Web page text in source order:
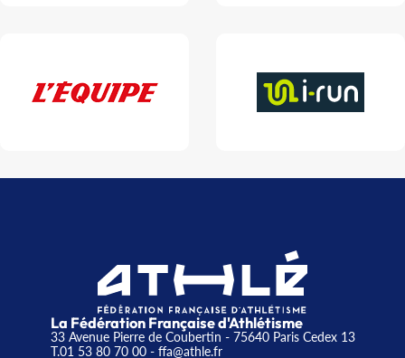
La Fédération Française d'Athlétisme
33 Avenue Pierre de Coubertin - 75640 Paris Cedex 13
T.01 53 80 70 00- ffa@athle.fr